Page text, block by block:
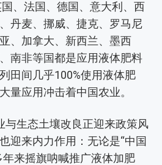
、法国、德国、意大利、西
丹麦、挪威、捷克、罗马尼
、加拿大、新西兰、墨西
南非等国都是应用液体肥料
田间几乎100%使用液体肥
量应用冲击着中国农业。
生态土壤改良正迎来政策风
迎来内力作用：无论是“中国
来摇旗呐喊推广液体加肥